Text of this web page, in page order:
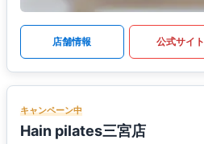
店舗情報 公式サイト
キャンペーン中
Hain pilates三宮店